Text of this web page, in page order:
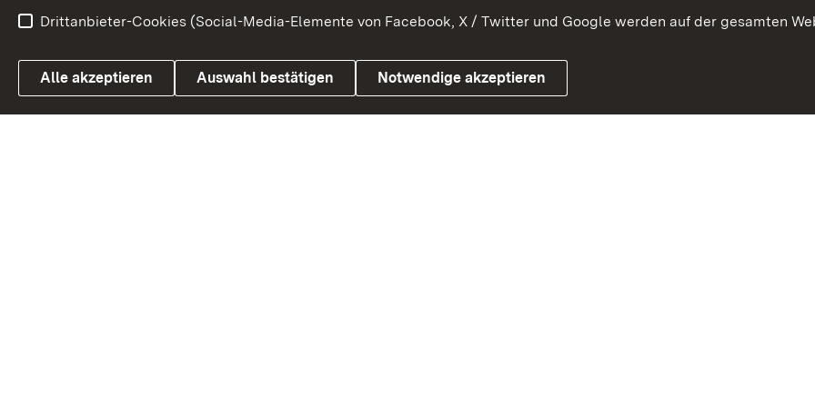
Link zum Landesportal
Impressum Kontakt
Drittanbieter-Cookies (Social-Media-Elemente von Facebook, X / Twitter und Google werden auf der gesamten
Alle akzeptieren Auswahl bestätigen Notwendige akzeptieren